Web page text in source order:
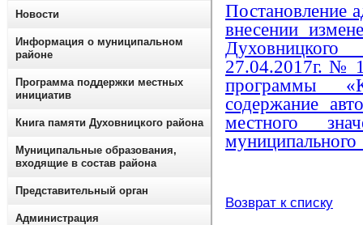
Постановление
внесении
27.04.2017г. №
программы
содержание
местного
Возврат к списку
Новости
Информация о муниципальном
районе
Программа поддержки местных
инициатив
Книга памяти Духовницкого района
Муниципальные образования,
входящие в состав района
Представительный орган
Администрация